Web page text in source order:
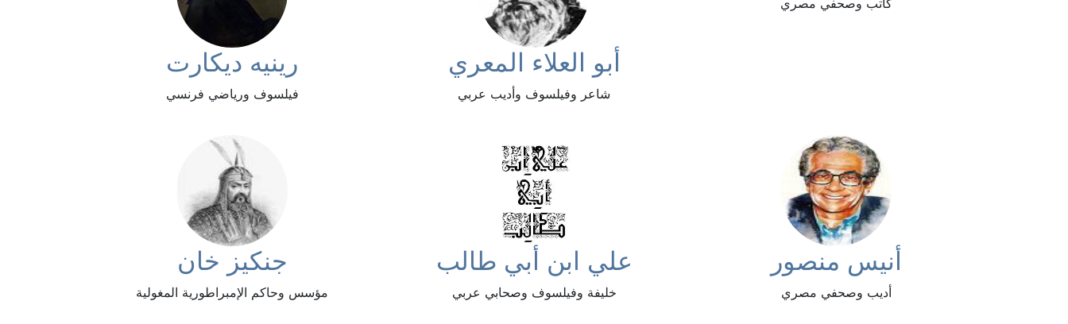
أبو العلاء المعري
شاعر وفيلسوف وأديب عربي
رينيه ديكارت
فيلسوف ورياضي فرنسي
أنيس منصور
أديب وصحفي مصري
علي ابن أبي طالب
خليفة وفيلسوف وصحابي عربي
جنكيز خان
مؤسس وحاكم الإمبراطورية المغولية